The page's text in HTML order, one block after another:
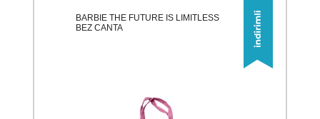
BARBIE THE FUTURE IS LIMITLESS
BEZ CANTA